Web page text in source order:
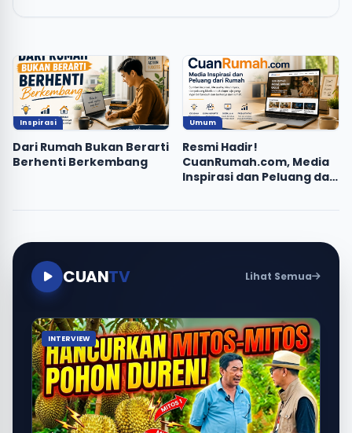
Inspirasi
Dari Rumah Bukan Berarti
Berhenti Berkembang
Umum
Resmi Hadir!
CuanRumah.com, Media
Inspirasi dan Peluang dari
CUANTV Lihat Semua
INTERVIEW